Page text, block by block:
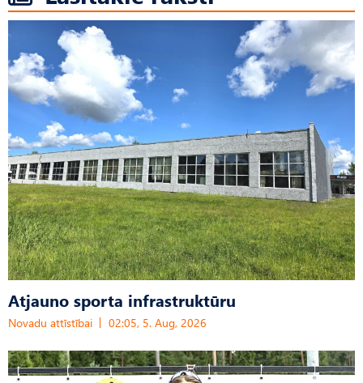
Atjauno sporta infrastruktūru
Novadu attīstībai 02:05, 5. Aug, 2026